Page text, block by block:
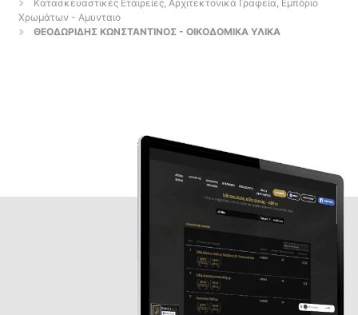
Κατασκευαστικές Εταιρείες, Αρχιτεκτονικά Γραφεία, Εμπόριο
Χρωμάτων - Αμυνταιο
ΘΕΟΔΩΡΙΔΗΣ ΚΩΝΣΤΑΝΤΙΝΟΣ - ΟΙΚΟΔΟΜΙΚΑ ΥΛΙΚΑ